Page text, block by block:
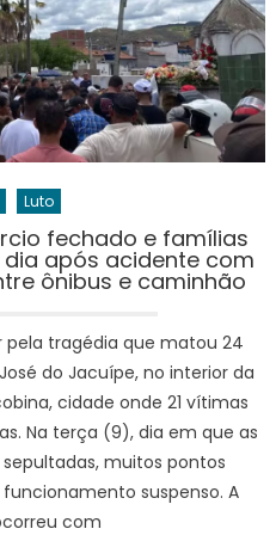
Luto
fechado e famílias
após acidente com
ônibus e caminhão
tragédia que matou 24
do Jacuípe, no interior da
cidade onde 21 vítimas
Na terça (9), dia em que as
muitos pontos
suspenso. A
com